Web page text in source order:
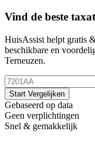
Vind de beste
HuisAssist helpt gratis
beschikbare en
Terneuzen.
Start Vergelijken
Gebaseerd op data
Geen verplichtingen
Snel & gemakkelijk